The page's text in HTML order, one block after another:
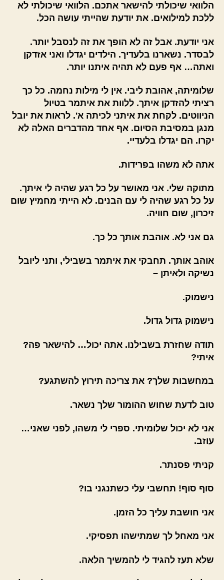
הלוואי שיכולתי להישאר אתכם. הלוואי שיכולתי לא
ללכת למילואים. את יודעת שהייתי עושה הכל.
אני יודעת. אבל זה לא הופך את זה לנסבל יותר.
לבסדר. נשארנו בלעדיך. הילדים יגדלו ואני אזדקן
ואתה… אף פעם לא תהיה איתנו יותר.
שלומיתה, אהובת ליבי. אין לי מילות נחמה. כל כך
רציתי להזדקן איתך. ללוות את איתמר בטיול
הניווטים. לקחת את איתני לכיתה א'. לראות את יובל
מנגן במסיבת הסיום. אף אחד מהדברים האלה לא
יקרו. הם יגדלו בלעדיי.
אתה לא משהו בפרידות.
מתוקה שלי. אני מאושר על כל רגע שהיה לי איתך.
על כל רגע שהיה לי עם הבנים. לא הייתי מחמיץ שום
זיכרון, שום חוויה.
גם אני לא. אוהבת אותך כל כך.
אוהב אותך. תחבקי את איתמר בשבילי, ותני ליובל
נשיקה ולאיתן –
נישמוק.
נישמוק גדול גדול.
תודה שחזרת בשבילנו. אתה יכול… להישאר פה?
איתי?
במחשבות שלך? את צריכה תירוץ להשתגע?
טוב לדעת שחוש ההומור שלך נשאר.
אני לא יכול שלומיתי. ספרי לי משהו, לפני שאני…
עוזב.
קניתי פסנתר.
סוף סוף! תחשבי עלי כשתנגני בו?
אני חושבת עליך כל הזמן.
אני מאחל לך שמתישהו תפסיקי.
שלא תעז להגיד לי להמשיך הלאה.